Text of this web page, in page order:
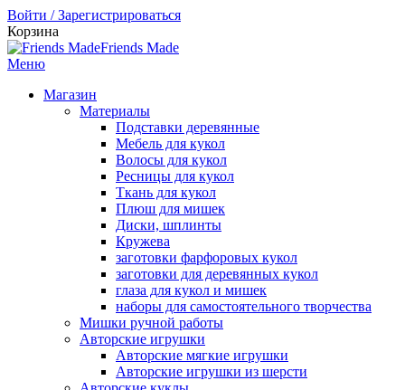
Войти / Зарегистрироваться
Корзина
Friends Made
Меню
Магазин
Материалы
Подставки деревянные
Мебель для кукол
Волосы для кукол
Ресницы для кукол
Ткань для кукол
Плюш для мишек
Диски, шплинты
Кружева
заготовки фарфоровых кукол
заготовки для деревянных кукол
глаза для кукол и мишек
наборы для самостоятельного творчества
Мишки ручной работы
Авторские игрушки
Авторские мягкие игрушки
Авторские игрушки из шерсти